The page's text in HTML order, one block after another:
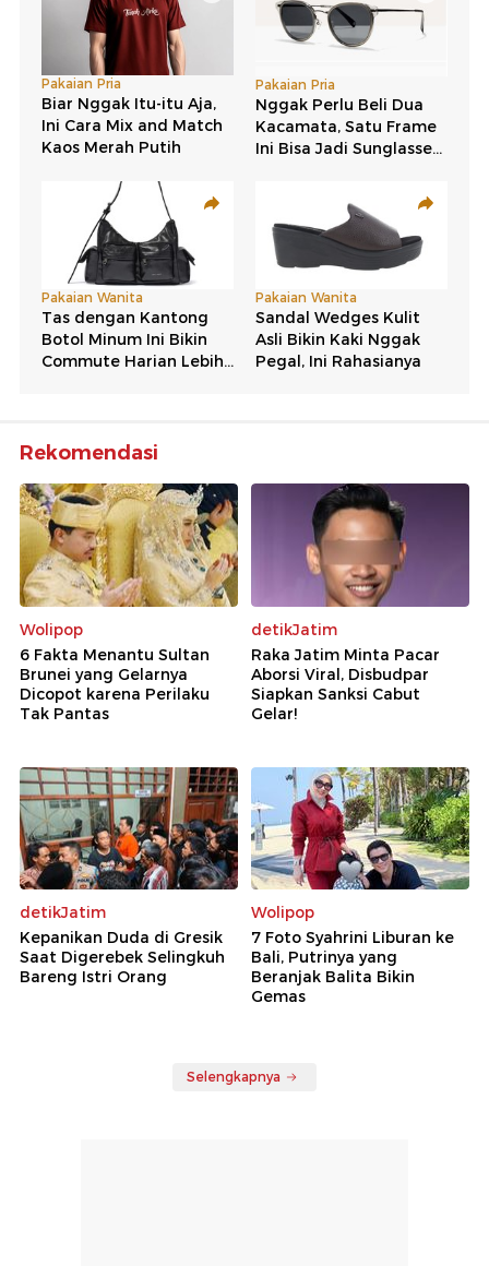
Rekomendasi
Wolipop
6 Fakta Menantu Sultan
Brunei yang Gelarnya
Dicopot karena Perilaku
Tak Pantas
detikJatim
Raka Jatim Minta Pacar
Aborsi Viral, Disbudpar
Siapkan Sanksi Cabut
Gelar!
detikJatim
Kepanikan Duda di Gresik
Saat Digerebek Selingkuh
Bareng Istri Orang
Wolipop
7 Foto Syahrini Liburan ke
Bali, Putrinya yang
Beranjak Balita Bikin
Gemas
Selengkapnya